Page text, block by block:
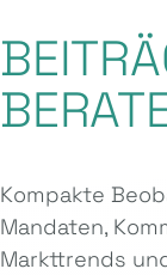
Kompakte
Mandaten,
Markttrends